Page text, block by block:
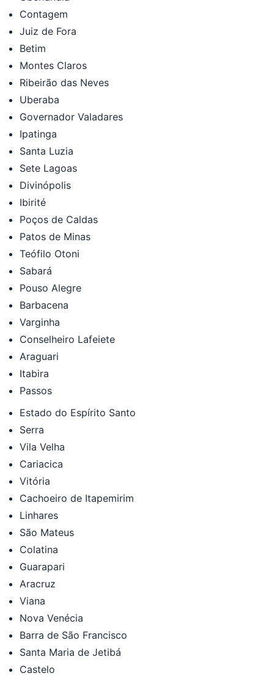
Contagem
Juiz de Fora
Betim
Montes Claros
Ribeirão das Neves
Uberaba
Governador Valadares
Ipatinga
Santa Luzia
Sete Lagoas
Divinópolis
Ibirité
Poços de Caldas
Patos de Minas
Teófilo Otoni
Sabará
Pouso Alegre
Barbacena
Varginha
Conselheiro Lafeiete
Araguari
Itabira
Passos
Estado do Espírito Santo
Serra
Vila Velha
Cariacica
Vitória
Cachoeiro de Itapemirim
Linhares
São Mateus
Colatina
Guarapari
Aracruz
Viana
Nova Venécia
Barra de São Francisco
Santa Maria de Jetibá
Castelo